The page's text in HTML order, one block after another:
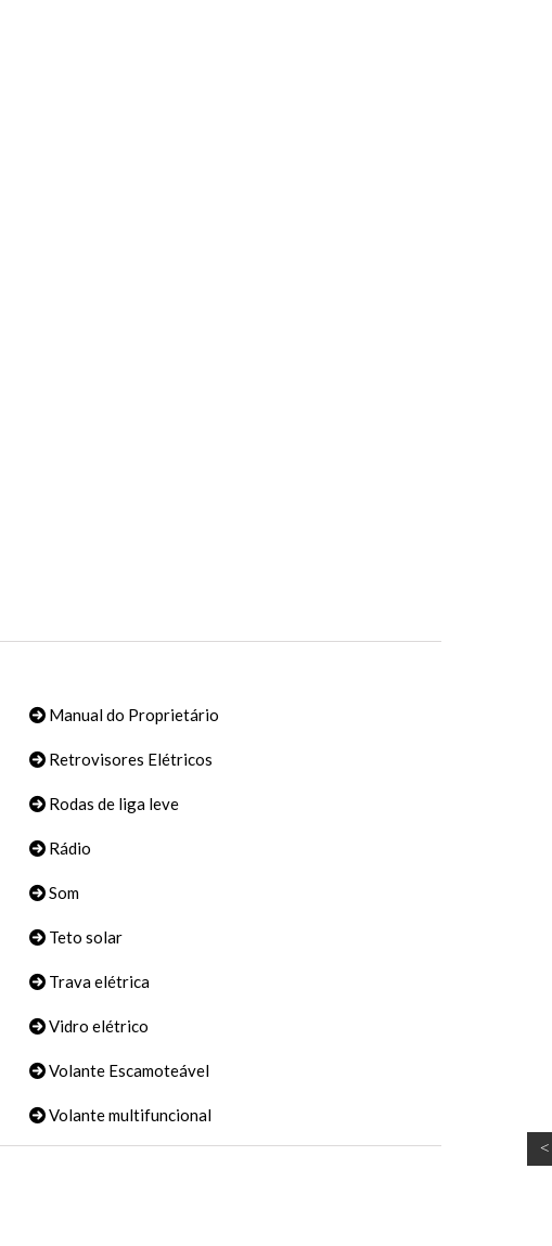
Manual do Proprietário
Retrovisores Elétricos
Rodas de liga leve
Rádio
Som
Teto solar
Trava elétrica
Vidro elétrico
Volante Escamoteável
Volante multifuncional